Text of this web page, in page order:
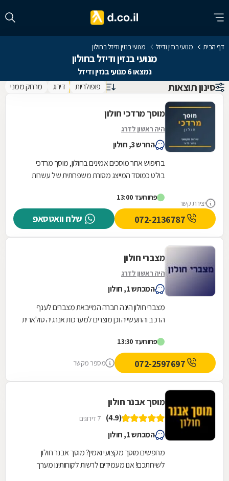
דף הבית מנועי בנזין ודיזל מנועי בנזין ודיזל בחולון
מנועי בנזין ודיזל בחולון
נמצאו 6 מנועי בנזין ודיזל
סינון תוצאות פופולריות דירוג מרחק ממני
יצירת קשר
מוסך מרדכי חולון
היה ראשון לדרג
החרש 3, חולון
בחיפוש אחר מוסכים אמינים בחולון, מוסך מרדכי
בולט כמוסד המייצג מסורת משפחתית של עשרות
והמקצועיות...
פתוחעד 13:00
שלח וואטסאפ
מצברי חולון
היה ראשון לדרג
המכתש 1, חולון
מצברי חולון הינה חברה המייבאת מצברים לענף
הרכב והתעשייה וכן מוצרים למערכות אנרגיה סולארית
פתוחעד 13:30
מספר מקשר
מוסך אבנר חולון
(4.9) 7 דירוגים
המכתש 1, חולון
מחפשים מוסך מקצועי ואמין? מוסך אבנר חולון
לשירותכם! אנו מעמידים לרשות לקוחותינו מערך